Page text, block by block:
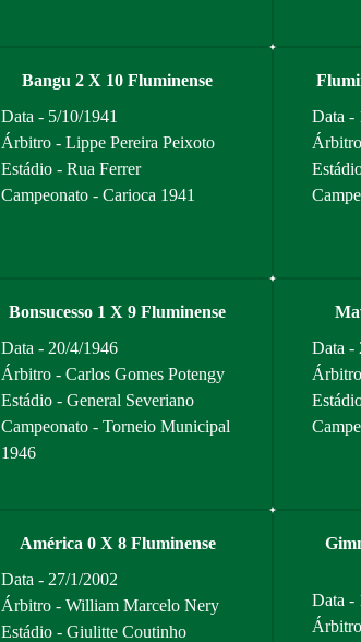
Bangu 2 X 10 Fluminense
Data - 5/10/1941
Árbitro - Lippe Pereira Peixoto
Estádio - Rua Ferrer
Campeonato - Carioca 1941
Data -
Bonsucesso 1 X 9 Fluminense
Data - 20/4/1946
Árbitro - Carlos Gomes Potengy
Estádio - General Severiano
Campeonato - Torneio Municipal
1946
Data -
América 0 X 8 Fluminense
Data - 27/1/2002
Árbitro - William Marcelo Nery
Estádio - Giulitte Coutinho
Data -